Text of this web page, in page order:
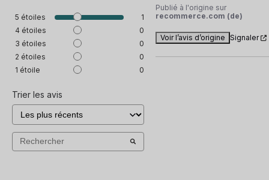
5 étoiles
1
4 étoiles
0
3 étoiles
0
2 étoiles
0
1 étoile 0
Trier les avis
Publié à l'origine sur
recommerce.com (de)
Voir l’avis d’origine Signaler